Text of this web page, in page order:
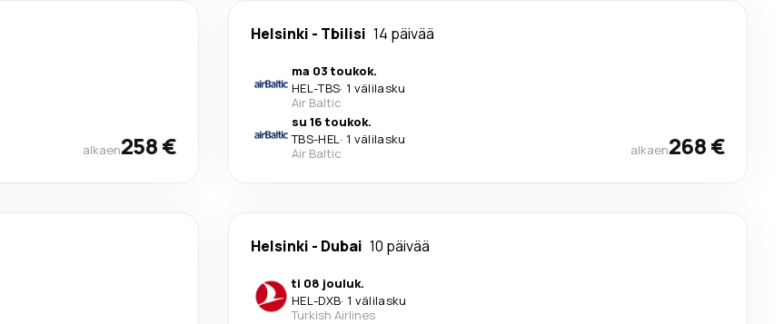
alkaen258 €
Helsinki - Tbilisi 14 päivää
ma 03 toukok.
HEL-TBS· 1 välilasku
Air Baltic
su 16 toukok.
TBS-HEL· 1 välilasku
Air Baltic
alkaen268 €
Helsinki - Dubai 10 päivää
ti 08 jouluk.
HEL-DXB· 1 välilasku
Turkish Airlines